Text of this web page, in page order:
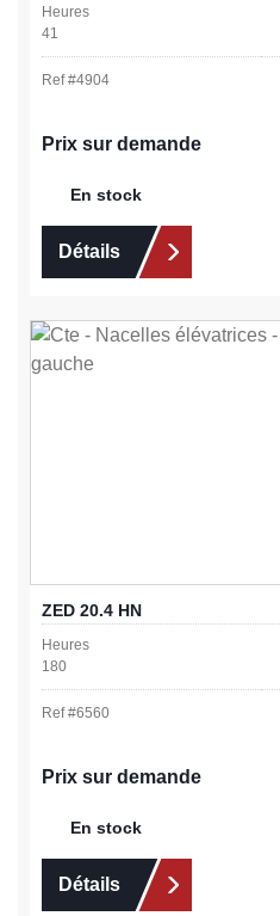
Heures
41
Ref #4904
Prix sur demande
En stock
Détails
ZED 20.4 HN
Heures
180
Ref #6560
Prix sur demande
En stock
Détails